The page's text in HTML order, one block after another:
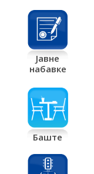
Јавне
набавке
Баште